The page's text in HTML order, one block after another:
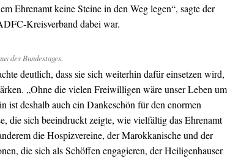
Ehrenamt keine Steine in den Weg legen“, sagte der
Kreisverband dabei war.
des Bundestages.
deutlich, dass sie sich weiterhin dafür einsetzen wird,
„Ohne die vielen Freiwilligen wäre unser Leben um
ist deshalb auch ein Dankeschön für den enormen
die sich beeindruckt zeigte, wie vielfältig das Ehrenamt
die Hospizvereine, der Marokkanische und der
die sich als Schöffen engagieren, der Heiligenhauser